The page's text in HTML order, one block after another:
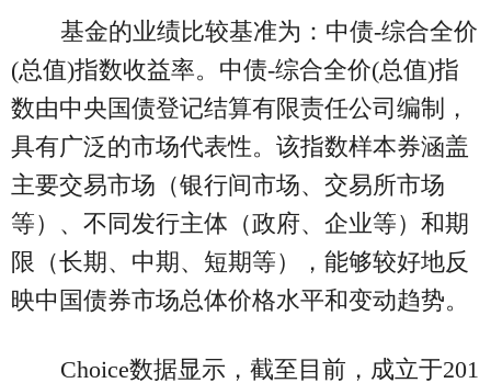
基金的业绩比较基准为：中债-综合全价
(总值)指数收益率。中债-综合全价(总值)指
数由中央国债登记结算有限责任公司编制，
具有广泛的市场代表性。该指数样本券涵盖
主要交易市场（银行间市场、交易所市场
等）、不同发行主体（政府、企业等）和期
限（长期、中期、短期等），能够较好地反
映中国债券市场总体价格水平和变动趋势。
Choice数据显示，截至目前，成立于201